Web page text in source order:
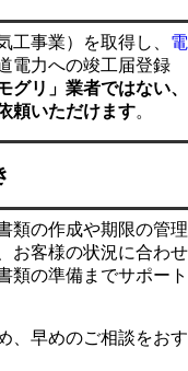
工事業）を取得し、 電
電力への竣工届登録
モグリ」業者ではない、
頼いただけます。
類の作成や期限の管理
お客様の状況に合わせ
類の準備までサポート
、早めのご相談をおす